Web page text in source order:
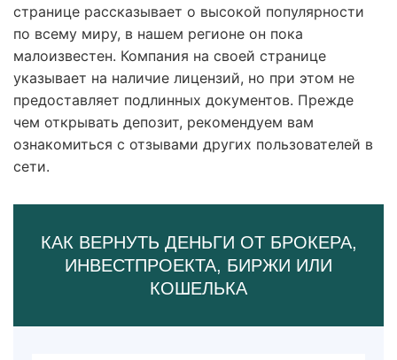
странице рассказывает о высокой популярности
по всему миру, в нашем регионе он пока
малоизвестен. Компания на своей странице
указывает на наличие лицензий, но при этом не
предоставляет подлинных документов. Прежде
чем открывать депозит, рекомендуем вам
ознакомиться с отзывами других пользователей в
сети.
КАК ВЕРНУТЬ ДЕНЬГИ ОТ БРОКЕРА,
ИНВЕСТПРОЕКТА, БИРЖИ ИЛИ
КОШЕЛЬКА